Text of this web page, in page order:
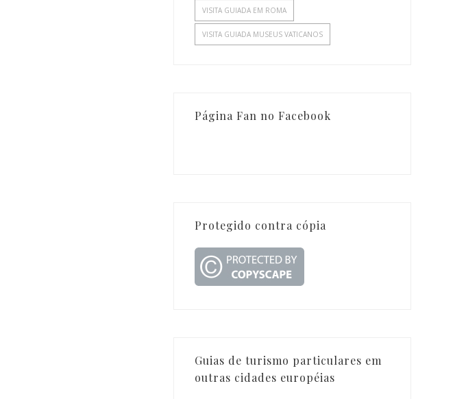
VISITA GUIADA EM ROMA
VISITA GUIADA MUSEUS VATICANOS
Página Fan no Facebook
Protegido contra cópia
Guias de turismo particulares em
outras cidades européias